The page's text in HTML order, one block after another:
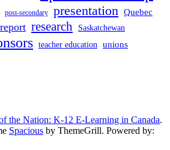
post-secondary presentation Quebec
report research Saskatchewan
teacher education unions
the Nation: K-12 E-Learning in Canada.
Spacious by ThemeGrill. Powered by: